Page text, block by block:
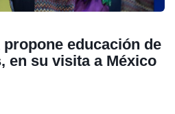
educación de
en su visita a México